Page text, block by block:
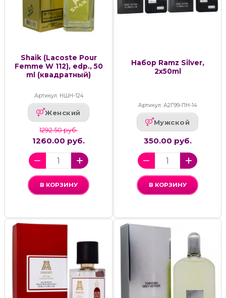
Shaik (Lacoste Pour
Femme W 112), edp., 50
ml (квадратный)
Артикул: НШН-124
Женский
1292.50 руб.
1260.00 руб.
В КОРЗИНУ
Набор Ramz Silver,
2x50ml
Артикул: А2Г99-ПН-14
Мужской
350.00 руб.
В КОРЗИНУ